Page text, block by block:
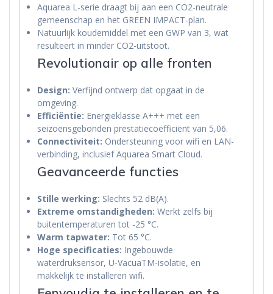
Aquarea L-serie draagt bij aan een CO2-neutrale
gemeenschap en het GREEN IMPACT-plan.
Natuurlijk koudemiddel met een GWP van 3, wat
resulteert in minder CO2-uitstoot.
Revolutionair op alle fronten
Design: Verfijnd ontwerp dat opgaat in de
omgeving.
Efficiëntie: Energieklasse A+++ met een
seizoensgebonden prestatiecoëfficiënt van 5,06.
Connectiviteit: Ondersteuning voor wifi en LAN-
verbinding, inclusief Aquarea Smart Cloud.
Geavanceerde functies
Stille werking: Slechts 52 dB(A).
Extreme omstandigheden: Werkt zelfs bij
buitentemperaturen tot -25 °C.
Warm tapwater: Tot 65 °C.
Hoge specificaties: Ingebouwde
waterdruksensor, U-VacuaTM-isolatie, en
makkelijk te installeren wifi.